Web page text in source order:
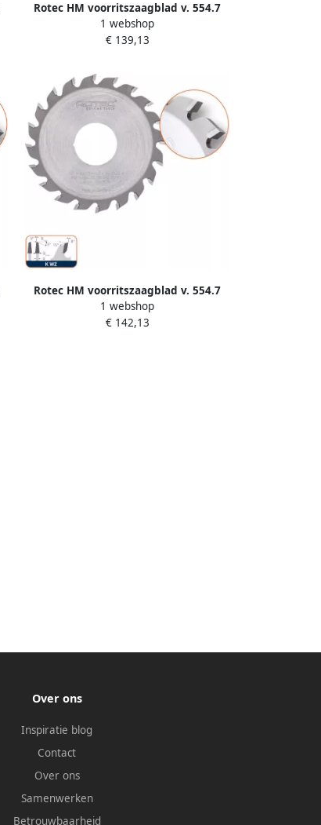
Rotec HM voorritszaagblad v. 554.7
ø160x4 4 5 4x55mm Z=30 K WZ
5548025
1 webshop
€ 139,13
Rotec HM voorritszaagblad v. 554.7
ø200x4 4 5 4x80mm Z=36 K WZ
5548085
1 webshop
€ 142,13
Over ons
Inspiratie blog
Contact
Over ons
Samenwerken
Betrouwbaarheid